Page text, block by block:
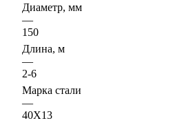
Диаметр, мм
—
150
Длина, м
—
2-6
Марка стали
—
40Х13